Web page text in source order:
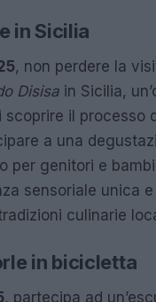
in Sicilia
, non perdere la
Disisa in Sicilia,
scoprire il processo
a una
per genitori e
sensoriale unica
culinarie
in bicicletta
, partecipa ad